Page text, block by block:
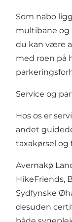
Som nabo
multibane og
du kan være
med roen på
Service og
Hos os er
andet
taxakørsel og
Avernakø
HikeFriends,
Sydfynske
desuden